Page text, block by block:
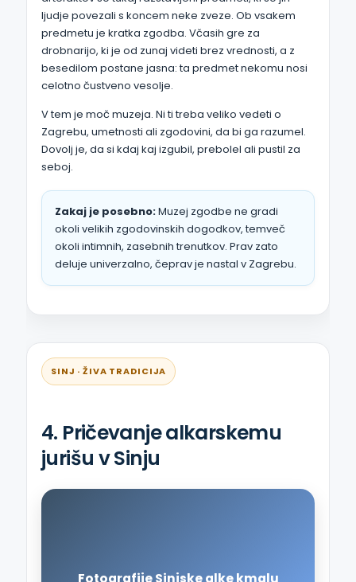
ljudje povezali s koncem neke zveze. Ob vsakem
predmetu je kratka zgodba. Včasih gre za
drobnarijo, ki je od zunaj videti brez vrednosti, a z
besedilom postane jasna: ta predmet nekomu nosi
celotno čustveno vesolje.
V tem je moč muzeja. Ni ti treba veliko vedeti o
Zagrebu, umetnosti ali zgodovini, da bi ga razumel.
Dovolj je, da si kdaj kaj izgubil, prebolel ali pustil za
seboj.
Zakaj je posebno:Muzej zgodbe ne gradi
okoli velikih zgodovinskih dogodkov, temveč
okoli intimnih, zasebnih trenutkov. Prav zato
deluje univerzalno, čeprav je nastal v Zagrebu.
SINJ · ŽIVA TRADICIJA
4. Pričevanje alkarskemu
jurišu v Sinju
Fotografije Sinjske alke kmalu